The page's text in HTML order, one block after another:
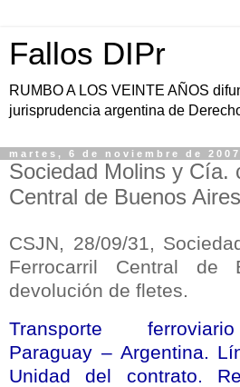
Fallos DIPr
RUMBO A LOS VEINTE AÑOS
jurisprudencia argentina de
martes, 6 de noviembre de 2007
Sociedad Molins y Cía.
Central de Buenos Aires
CSJN, 28/09/31,
Ferrocarril Central de
devolución de fletes.
Transporte
Paraguay – Argentina.
Unidad del contrato.